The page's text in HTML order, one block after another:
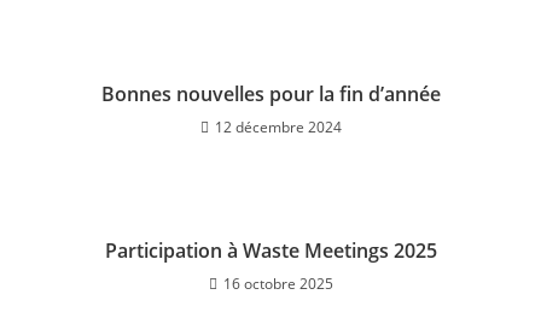
Bonnes nouvelles pour la fin d’année
12 décembre 2024
Participation à Waste Meetings 2025
16 octobre 2025